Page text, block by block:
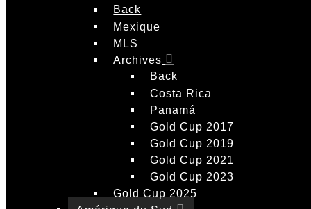
Back
Mexique
MLS
Archives
Back
Costa Rica
Panamá
Gold Cup 2017
Gold Cup 2019
Gold Cup 2021
Gold Cup 2023
Gold Cup 2025